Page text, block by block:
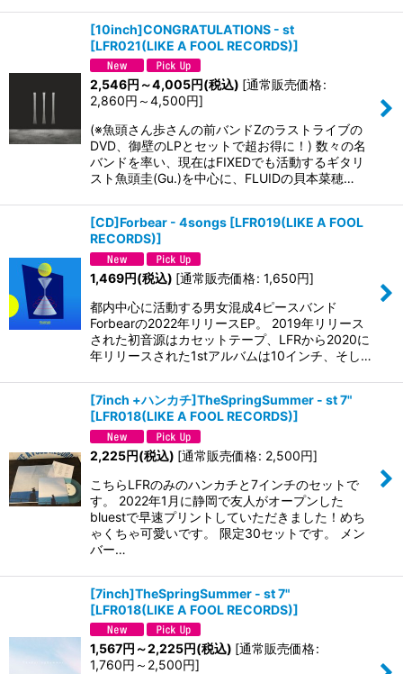
[10inch]CONGRATULATIONS - st
[LFR021(LIKE A FOOL RECORDS)]
2,546円 ～4,005円(税込) [通常販売価格:
2,860円 ～4,500円]
(※魚頭さん歩さんの前バンドZのラストライブの
DVD、御壁のLPとセットで超お得に！) 数々の名
バンドを率い、現在はFIXEDでも活動するギタリ
スト魚頭圭(Gu.)を中心に、FLUIDの貝本菜穂…
[CD]Forbear - 4songs [LFR019(LIKE A FOOL
RECORDS)]
1,469円(税込) [通常販売価格: 1,650円]
都内中心に活動する男女混成4ピースバンド
Forbearの2022年リリースEP。 2019年リリース
された初音源はカセットテープ、LFRから2020に
年リリースされた1stアルバムは10インチ、そし…
[7inch +ハンカチ]TheSpringSummer - st 7"
[LFR018(LIKE A FOOL RECORDS)]
2,225円(税込) [通常販売価格: 2,500円]
こちらLFRのみのハンカチと7インチのセットで
す。 2022年1月に静岡で友人がオープンした
bluestで早速プリントしていただきました！めち
ゃくちゃ可愛いです。 限定30セットです。 メン
バー…
[7inch]TheSpringSummer - st 7"
[LFR018(LIKE A FOOL RECORDS)]
1,567円 ～2,225円(税込) [通常販売価格:
1,760円 ～2,500円]